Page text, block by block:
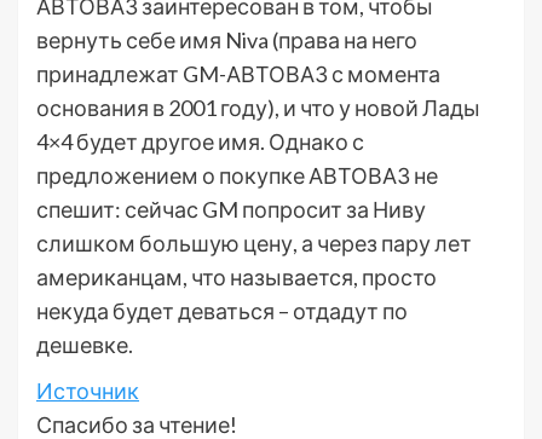
АВТОВАЗ заинтересован в том, чтобы
вернуть себе имя Niva (права на него
принадлежат GM-АВТОВАЗ с момента
основания в 2001 году), и что у новой Лады
4×4 будет другое имя. Однако с
предложением о покупке АВТОВАЗ не
спешит: сейчас GM попросит за Ниву
слишком большую цену, а через пару лет
американцам, что называется, просто
некуда будет деваться – отдадут по
дешевке.
Источник
Спасибо за чтение!